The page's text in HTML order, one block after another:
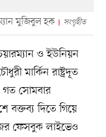
মুজিবুল হক সংগৃহীত
ও ইউনিয়ন
মার্কিন রাষ্ট্রদূত
গত সোমবার
বক্তব্য দিতে গিয়ে
ফেসবুক লাইভেও